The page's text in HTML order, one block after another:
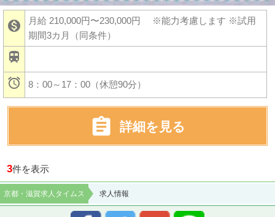
 月給 210,000円〜230,000円
※能力考慮します ※試用
期間3カ月（同条件）


8：00～17：00（休憩90分）
 詳細を見る
3件を表示
京都・滋賀求人タイムス 求人情報